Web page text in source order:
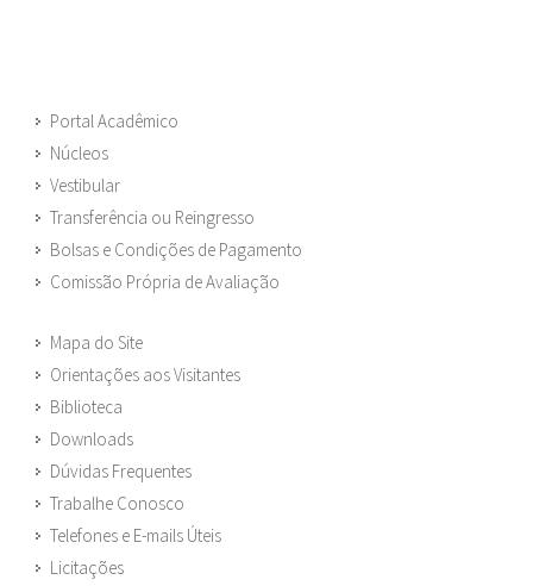
Portal Acadêmico
Núcleos
Vestibular
Transferência ou Reingresso
Bolsas e Condições de Pagamento
Comissão Própria de Avaliação
Mapa do Site
Orientações aos Visitantes
Biblioteca
Downloads
Dúvidas Frequentes
Trabalhe Conosco
Telefones e E-mails Úteis
Licitações